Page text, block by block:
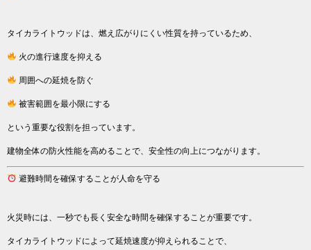
タイカライトウッドは、燃え広がりにくい性質を持っているため、
火の進行速度を抑える
周囲への延焼を防ぐ
被害範囲を最小限にする
という重要な役割を担っています。
建物全体の防火性能を高めることで、安全性の向上につながります。
避難時間を確保することが人命を守る
火災時には、一秒でも長く安全な時間を確保することが重要です。
タイカライトウッドによって延焼速度が抑えられることで、